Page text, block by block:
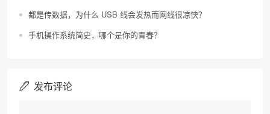
都是传数据，为什么 USB 线会发热而网线很凉快？
手机操作系统简史，哪个是你的青春？
发布评论